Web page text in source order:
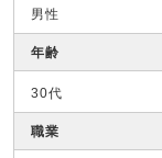
男性
年齢
30代
職業